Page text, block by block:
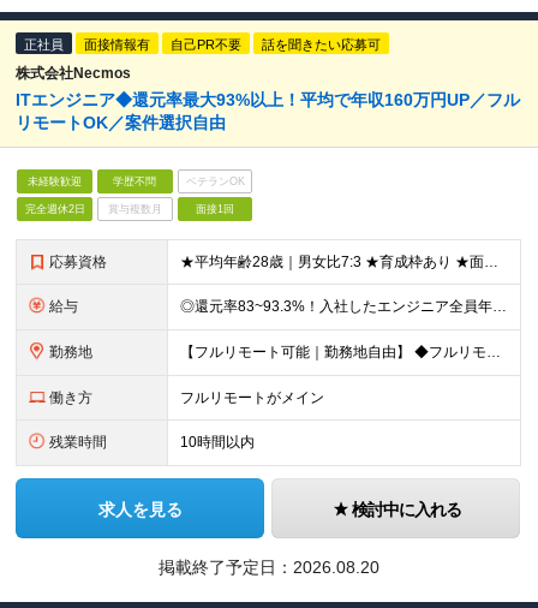
正社員 面接情報有 自己PR不要 話を聞きたい応募可
株式会社Necmos
ITエンジニア◆還元率最大93%以上！平均で年収160万円UP／フル
リモートOK／案件選択自由
未経験歓迎 学歴不問 ベテランOK
完全週休2日 賞与複数月 面接1回
応募資格 ★平均年齢28歳｜男女比7:3 ★育成枠あり ★面接1回スピード選考 ★20代～30代活躍中 ★学歴不問 【応募条件】 ◎経験者 何らかの開発・設計構築の経験をお持ちの方 └言語・業界・ジャンル不問
給与 ◎還元率83~93.3%！入社したエンジニア全員年収UP（平均160万円UP/平均月給45万円） ◎上昇還元率制・単価連動型⇒会社利益は最大10万円！残り全てを還元 ◎平均月単価は67万円 月給40
勤務地 【フルリモート可能｜勤務地自由】 ◆フルリモート多数！全国どこでも、好きな場所で働ける ◆UIターン歓迎！転勤なし ◆リモートワーク／出社も自由に選べる 【本社】 〒155-0032 東京都世田谷区
働き方 フルリモートがメイン
残業時間 10時間以内
求人を見る 検討中に入れる
掲載終了予定日： 2026.08.20